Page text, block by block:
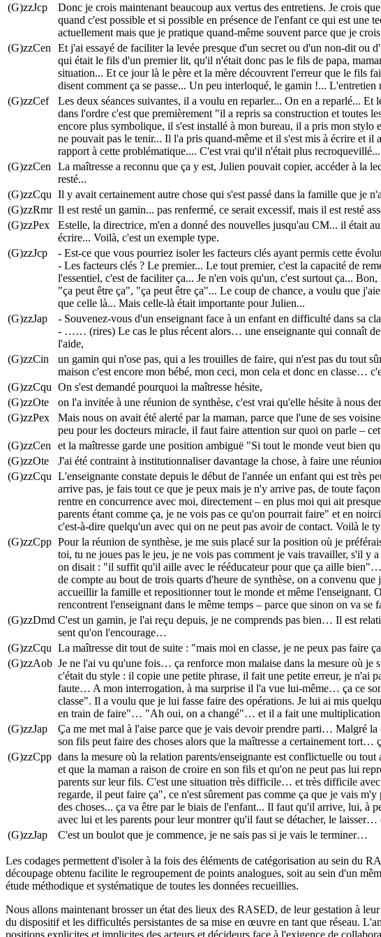
(G)zzJcp
Donc je crois maintenant beaucoup aux vertus des entretiens. Je crois
quand c'est possible et si possible en présence de l'enfant ce qui est une
actuellement mais que je pratique quand-même souvent parce que je
(G)zzCen
Et j'ai essayé de faciliter la levée presque d'un secret ou d'un non-dit ou
qui était le fils d'un premier lit, qu'il n'était donc pas le fils de papa,
situation... Et ce jour là le père et la mère découvrent l'erreur que le fils
disent comment ça se passe... Un peu interloqué, le gamin !...
(G)zzCef
Les deux séances suivantes, il a voulu en reparler... On en a reparlé...
dans l'ordre c'est que premièrement "il a repris sa construction et toutes
encore plus symbolique, il s'est installé à mon bureau, il a pris mon
ne pouvait pas le tenir... Il l'a pris quand-même et il s'est mis à écrire et
rapport à cette problématique.... C'est vrai qu'il n'était plus
(G)zzCen
La maîtresse a reconnu que ça y est, Julien pouvait copier, accéder à la
resté...
(G)zzCqu Il y avait certainement autre chose qui s'est passé dans la famille que je
(G)zzRmr Il est resté un gamin... pas renfermé, ce serait excessif, mais il est resté
(G)zzPex
Estelle, la directrice, m'en a donné des nouvelles jusqu'au CM... il était
écrire... Voilà, c'est un exemple type.
(G)zzJcp
- Est-ce que vous pourriez isoler les facteurs clés ayant permis cette
- Les facteurs clés ? Le premier... Le tout premier, c'est la capacité de
l'essentiel, c'est de faciliter ça... Je n'en vois qu'un, c'est surtout ça...
"ça peut être ça", "ça peut être ça"... Le coup de chance, a voulu que
que celle là... Mais celle-là était importante pour Julien...
(G)zzJap
- Souvenez-vous d'un enseignant face à un enfant en difficulté dans sa
- …… (rires) Le cas le plus récent alors… une enseignante qui connaît de
l'aide,
(G)zzCin
un gamin qui n'ose pas, qui a les trouilles de faire, qui n'est pas du tout
maison c'est encore mon bébé, mon ceci, mon cela et donc en classe…
(G)zzCqu On s'est demandé pourquoi la maîtresse hésite,
(G)zzOte
on l'a invitée à une réunion de synthèse, c'est vrai qu'elle hésite à nous
(G)zzPex
Mais nous on avait été alerté par la maman, parce que l'une de ses
peu pour les docteurs miracle, il faut faire attention sur quoi on parle –
(G)zzCen
et la maîtresse garde une position ambiguë "Si tout le monde veut bien
(G)zzOte
J'ai été contraint à institutionnaliser davantage la chose, à faire une
(G)zzCqu L'enseignante constate depuis le début de l'année un enfant qui est
arrive pas, je fais tout ce que je peux mais je n'y arrive pas, de toute
rentre en concurrence avec moi, directement – en plus moi qui ait
parents étant comme ça, je ne vois pas ce qu'on pourrait faire" et en
c'est-à-dire quelqu'un avec qui on ne peut pas avoir de contact. Voilà le
(G)zzCpp Pour la réunion de synthèse, je me suis placé sur la position où je
toi, tu ne joues pas le jeu, je ne vois pas comment je vais travailler, s'il
on disait : "il suffit qu'il aille avec le rééducateur pour que ça aille
de compte au bout de trois quarts d'heure de synthèse, on a convenu
accueillir la famille et repositionner tout le monde et même l'enseignant.
rencontrent l'enseignant dans le même temps – parce que sinon on va
(G)zzDmd C'est un gamin, je l'ai reçu depuis, je ne comprends pas bien… Il est
sent qu'on l'encourage…
(G)zzCqu La maîtresse dit tout de suite : "mais moi en classe, je ne peux pas
(G)zzAob Je ne l'ai vu qu'une fois… ça renforce mon malaise dans la mesure où je
c'était du style : il copie une petite phrase, il fait une petite erreur, je
faute… A mon interrogation, à ma surprise il l'a vue lui-même… ça ce
classe". Il a voulu que je lui fasse faire des opérations. Je lui ai mis
en train de faire"… "Ah oui, on a changé"… et il a fait une multiplication.
(G)zzJap
Ça me met mal à l'aise parce que je vais devoir prendre parti… Malgré
son fils peut faire des choses alors que la maîtresse a certainement tort…
(G)zzCpp dans la mesure où la relation parents/enseignante est conflictuelle ou
et que la maman a raison de croire en son fils et qu'on ne peut pas lui
parents sur leur fils. C'est une situation très difficile… et très difficile
regarde, il peut faire ça", ce n'est sûrement pas comme ça que je vais
des choses... ça va être par le biais de l'enfant... Il faut qu'il arrive, lui,
avec lui et les parents pour leur montrer qu'il faut se détacher, le
(G)zzJap
C'est un boulot que je commence, je ne sais pas si je vais le terminer…
Les codages permettent d'isoler à la fois des éléments de catégorisation au sein du
découpage obtenu facilite le regroupement de points analogues, soit au sein d'un
étude méthodique et systématique de toutes les données recueillies.
Nous allons maintenant brosser un état des lieux des RASED, de leur gestation à
du dispositif et les difficultés persistantes de sa mise en œuvre en tant que réseau.
positions explicites et implicites des acteurs et décideurs face à l'exigence de